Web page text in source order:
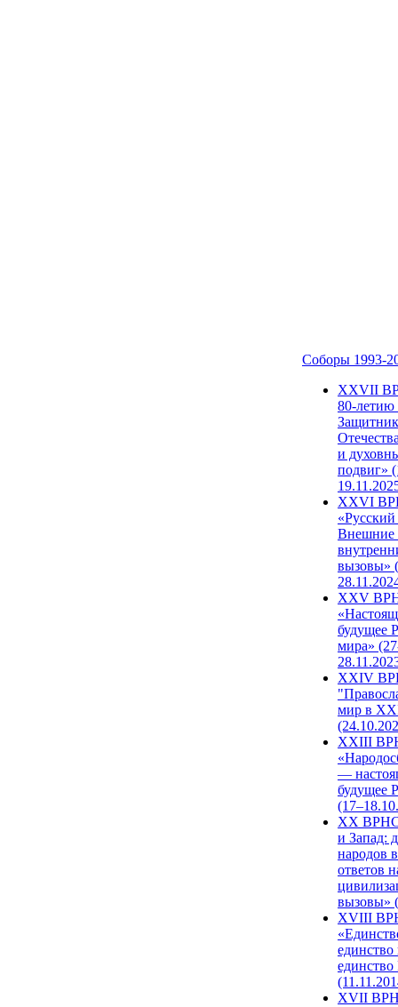
Соборы 1993-
ХХVII
80-
и
подвиг»
XXVI
Внешние
вызовы»
XXV
будущее
мира»
XXIV
мир в
XXIII
—
будущее
XX ВРНС
и Запад:
народов
ответов
вызовы»
XVIII
единство
единство
XVII